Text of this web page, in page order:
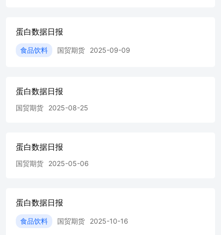
蛋白数据日报
食品饮料 国贸期货 2025-09-09
蛋白数据日报
国贸期货 2025-08-25
蛋白数据日报
国贸期货 2025-05-06
蛋白数据日报
食品饮料 国贸期货 2025-10-16